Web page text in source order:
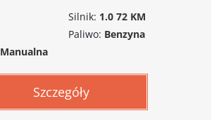
Silnik: 1.0 72 KM
Paliwo: Benzyna
Manualna
Szczegóły